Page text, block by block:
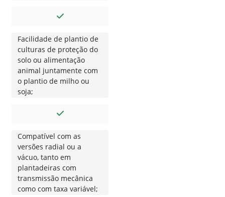
Facilidade de plantio de
culturas de proteção do
solo ou alimentação
animal juntamente com
o plantio de milho ou
soja;
Compatível com as
versões radial ou a
vácuo, tanto em
plantadeiras com
transmissão mecânica
como com taxa variável;